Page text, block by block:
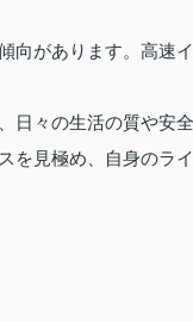
向があります。高速イ
日々の生活の質や安全
を見極め、自身のライ